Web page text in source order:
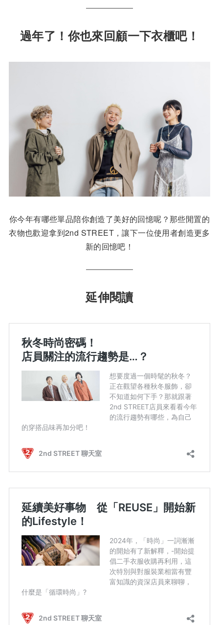
過年了！你也來回顧一下衣櫃吧！
你今年有哪些單品陪你創造了美好的回憶呢？那些閒置的
衣物也歡迎拿到2nd STREET，讓下一位使用者創造更多
新的回憶吧！
延伸閱讀